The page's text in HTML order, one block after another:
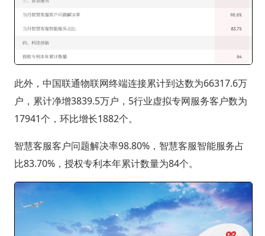
此外，中国联通物联网终端连接累计到达数为66317.6万
户，累计净增3839.5万户，5行业虚拟专网服务客户数为
17941个，环比增长1882个。
智慧客服客户问题解决率98.80%，智慧客服智能服务占
比83.70%，授权专利本年累计数量为84个。